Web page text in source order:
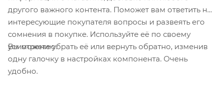
другого важного контента. Поможет вам ответить на
интересующие покупателя вопросы и развеять его
сомнения в покупке. Используйте её по своему
усмотрению.
Вы можете убрать её или вернуть обратно, изменив
одну галочку в настройках компонента. Очень
удобно.